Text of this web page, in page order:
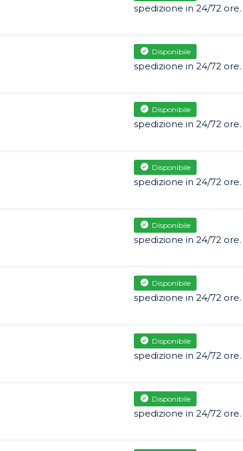
spedizione in 24/72 ore.
Disponibile
spedizione in 24/72 ore.
Disponibile
spedizione in 24/72 ore.
Disponibile
spedizione in 24/72 ore.
Disponibile
spedizione in 24/72 ore.
Disponibile
spedizione in 24/72 ore.
Disponibile
spedizione in 24/72 ore.
Disponibile
spedizione in 24/72 ore.